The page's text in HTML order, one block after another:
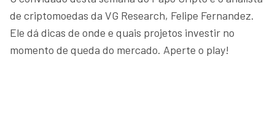
de criptomoedas da VG Research, Felipe Fernandez.
Ele dá dicas de onde e quais projetos investir no
momento de queda do mercado. Aperte o play!